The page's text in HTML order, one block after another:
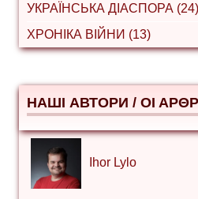
УКРАЇНСЬКА ДІАСПОРА (24)
ХРОНІКА ВІЙНИ (13)
НАШІ АВТОРИ / ΟΙ
Ihor Lylo